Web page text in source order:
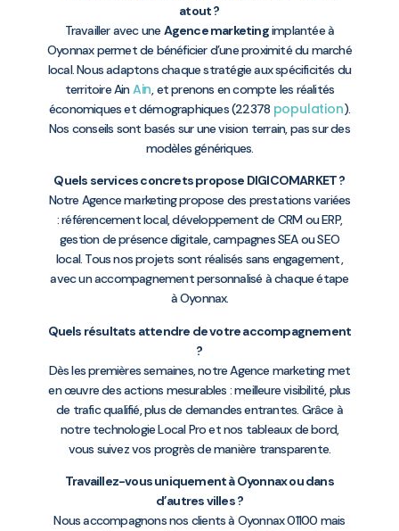
atout ?
Travailler avec une Agence marketingimplantée à
Oyonnax permet de bénéficier d’une proximité du marché
local. Nous adaptons chaque stratégie aux spécificités du
territoire AinAin, et prenons en compte les réalités
économiques et démographiques (22378 population).
Nos conseils sont basés sur une vision terrain, pas sur des
modèles génériques.
Quels services concrets propose DIGICOMARKET ?
Notre Agence marketing propose des prestations variées
: référencement local, développement de CRM ou ERP,
gestion de présence digitale, campagnes SEA ou SEO
local. Tous nos projets sont réalisés sans engagement,
avec un accompagnement personnalisé à chaque étape
à Oyonnax.
Quels résultats attendre de votre accompagnement
?
Dès les premières semaines, notre Agence marketing met
en œuvre des actions mesurables : meilleure visibilité, plus
de trafic qualifié, plus de demandes entrantes. Grâce à
notre technologie Local Pro et nos tableaux de bord,
vous suivez vos progrès de manière transparente.
Travaillez-vous uniquement à Oyonnax ou dans
d’autres villes ?
Nous accompagnons nos clients à Oyonnax 01100 mais